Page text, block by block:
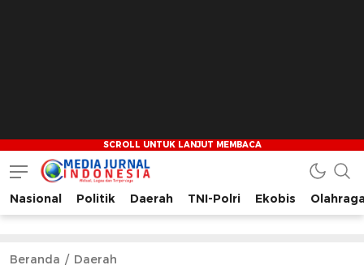
Media Jurnal Indonesia
Bersama Membangun Indonesia
Nasional Politik Daerah TNI-Polri Ekobis
Beranda Daerah